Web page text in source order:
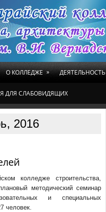
О КОЛЛЕДЖЕ » ДЕЯТЕЛЬНОСТЬ
ДЛЯ СЛАБОВИДЯЩИХ
2016
колледже строительства,
методический семинар
и специальных
человек.